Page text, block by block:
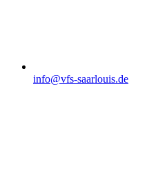
info@vfs-saarlouis.de